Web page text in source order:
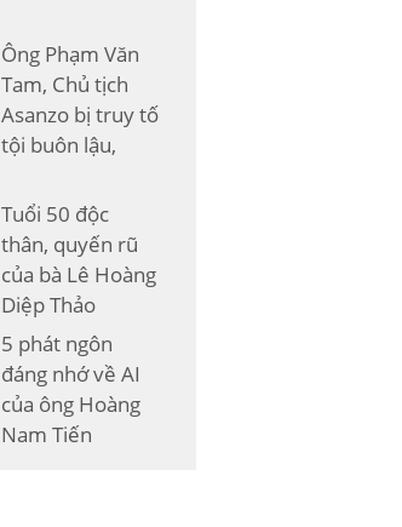
Ông Phạm Văn
Tam, Chủ tịch
Asanzo bị truy tố
tội buôn lậu,
Tuổi 50 độc
thân, quyến rũ
của bà Lê Hoàng
Diệp Thảo
5 phát ngôn
đáng nhớ về AI
của ông Hoàng
Nam Tiến